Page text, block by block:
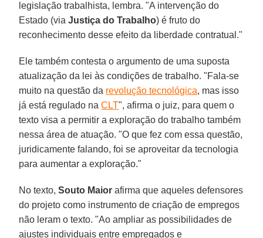
legislação trabalhista, lembra. "A intervenção do
Estado (viaJustiça do Trabalho) é fruto do
reconhecimento desse efeito da liberdade contratual."
Ele também contesta o argumento de uma suposta
atualização da lei às condições de trabalho. "Fala-se
muito na questão da revolução tecnológica, mas isso
já está regulado naCLT", afirma o juiz, para quem o
texto visa a permitir a exploração do trabalho também
nessa área de atuação. "O que fez com essa questão,
juridicamente falando, foi se aproveitar da tecnologia
para aumentar a exploração."
No texto,Souto Maior afirma que aqueles defensores
do projeto como instrumento de criação de empregos
não leram o texto. "Ao ampliar as possibilidades de
ajustes individuais entre empregados e